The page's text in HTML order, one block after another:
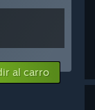
al carro